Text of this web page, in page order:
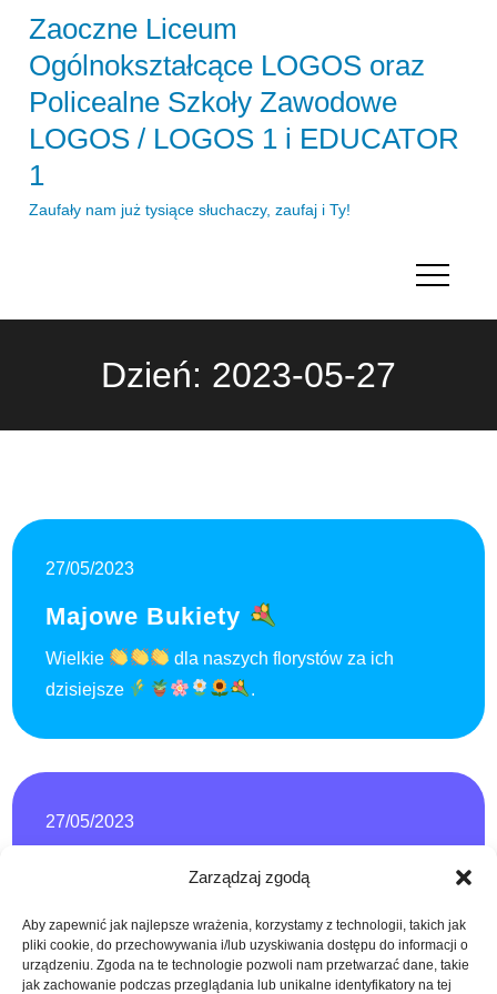
Zarządzaj zgodą
Aby zapewnić jak najlepsze wrażenia, korzystamy z technologii, takich jak
pliki cookie, do przechowywania i/lub uzyskiwania dostępu do informacji o
urządzeniu. Zgoda na te technologie pozwoli nam przetwarzać dane, takie
jak zachowanie podczas przeglądania lub unikalne identyfikatory na tej
content
Zaoczne Liceum
Ogólnokształcące LOGOS oraz
Policealne Szkoły Zawodowe
LOGOS / LOGOS 1 i EDUCATOR
1
Zaufały nam już tysiące słuchaczy, zaufaj i Ty!
Dzień: 2023-05-27
27/05/2023
Majowe Bukiety
Wielkie
dla naszych florystów za ich
dzisiejsze
.
27/05/2023
Zajęcia 27-28 Maja
w ten weekend 27-28 maja 2023r. na kierunkach
florysta semestr I i II, technik administracji semestr II